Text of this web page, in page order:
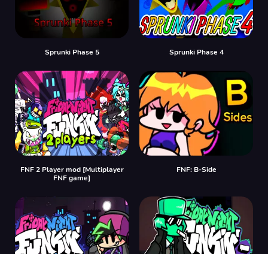
Sprunki Phase 5 Sprunki Phase 4
FNF 2 Player mod [Multiplayer
FNF game]
FNF: B-Side